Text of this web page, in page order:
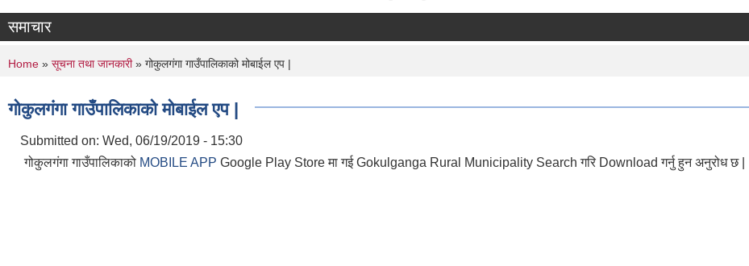
समाचार
You are here
Home » सूचना तथा जानकारी» गोकुलगंगा गाउँपालिकाको मोबाईल एप |
गोकुलगंगा गाउँपालिकाको मोबाईल एप |
Submitted on: Wed, 06/19/2019 - 15:30
गोकुलगंगा गाउँपालिकाको MOBILE APP Google Play Store मा गई Gokulganga Rural Municipality Search गरि Download गर्नु हुन अनुरोध छ |